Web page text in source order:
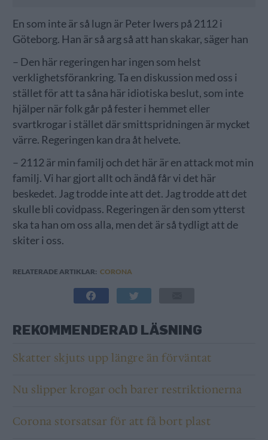
En som inte är så lugn är Peter Iwers på 2112 i
Göteborg. Han är så arg så att han skakar, säger han
– Den här regeringen har ingen som helst
verklighetsförankring. Ta en diskussion med oss i
stället för att ta såna här idiotiska beslut, som inte
hjälper när folk går på fester i hemmet eller
svartkrogar i stället där smittspridningen är mycket
värre. Regeringen kan dra åt helvete.
– 2112 är min familj och det här är en attack mot min
familj. Vi har gjort allt och ändå får vi det här
beskedet. Jag trodde inte att det. Jag trodde att det
skulle bli covidpass. Regeringen är den som ytterst
ska ta han om oss alla, men det är så tydligt att de
skiter i oss.
RELATERADE ARTIKLAR: CORONA
REKOMMENDERAD LÄSNING
Skatter skjuts upp längre än förväntat
Nu slipper krogar och barer restriktionerna
Corona storsatsar för att få bort plast